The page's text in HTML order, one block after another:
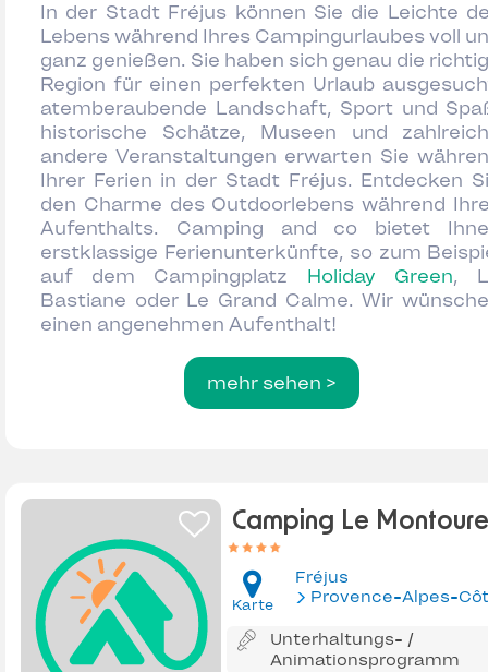
In der Stadt Fréjus können Sie die Leichte
Lebens während Ihres Campingurlaubes voll
ganz genießen. Sie haben sich genau die
Region für einen perfekten Urlaub
atemberaubende Landschaft, Sport und
historische Schätze, Museen und
andere Veranstaltungen erwarten Sie
Ihrer Ferien in der Stadt Fréjus. Entdecken
den Charme des Outdoorlebens während
Aufenthalts. Camping and co bietet
erstklassige Ferienunterkünfte, so zum
auf dem Campingplatz Holiday Green,
Bastiane oder Le Grand Calme. Wir
einen angenehmen Aufenthalt!
mehr sehen >
Camping Le
Karte
Fréjus
Provence-Alpes-Côte
Unterhaltungs- /
Animationsprogramm